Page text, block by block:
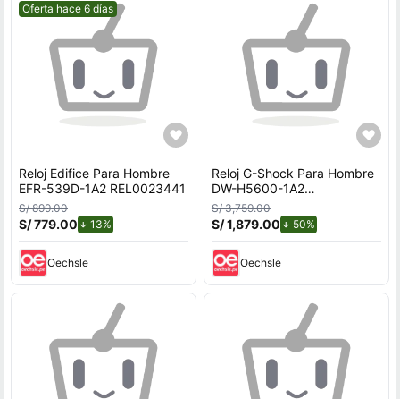
Mejor precio.
Oferta hace 6 días
Reloj Edifice Para Hombre
EFR-539D-1A2 REL0023441
S/ 899.00
S/ 779.00 13%
Oechsle
Reloj G-Shock Para Hombre
DW-H5600-1A2
REL0023420
S/ 3,759.00
S/ 1,879.00 50%de descuento.
Oechsle